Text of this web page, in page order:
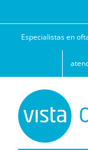
contenidoEspecialistas en